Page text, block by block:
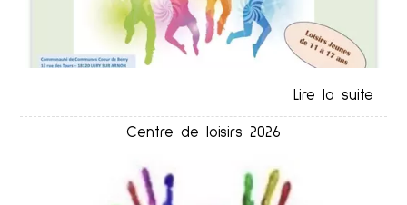
Centre de loisirs 2026